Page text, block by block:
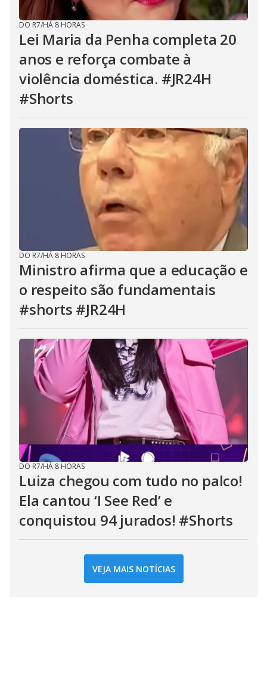
DO R7/HÁ 8 HORAS
Lei Maria da Penha completa 20
anos e reforça combate à
violência doméstica. #JR24H
#Shorts
DO R7/HÁ 8 HORAS
Ministro afirma que a educação e
o respeito são fundamentais
#shorts #JR24H
DO R7/HÁ 8 HORAS
Luiza chegou com tudo no palco!
Ela cantou ‘I See Red’ e
conquistou 94 jurados! #Shorts
VEJA MAIS NOTÍCIAS